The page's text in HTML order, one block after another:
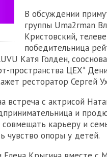
В обсуждении
группы Uma2rman
Кристовский,
победительница
Катя Голден,
пространства ЦЕХ*
ресторатор Сергей
встреча с актрисой
и
карьеру и
чувство опоры у детей.